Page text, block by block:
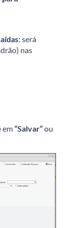
será
nas
em“Salvar”ou